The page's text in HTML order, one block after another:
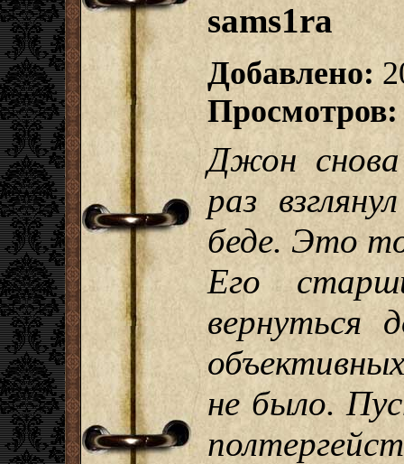
sams1ra
Добавлено:
Просмотров:
Джон
раз
беде. Это
Его
вернуться
не было.